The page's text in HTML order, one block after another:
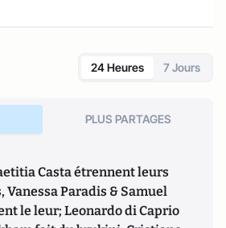
24 Heures 7 Jours
PLUS PARTAGES
Casta étrennent leurs
Vanessa Paradis & Samuel
le leur; Leonardo di Caprio